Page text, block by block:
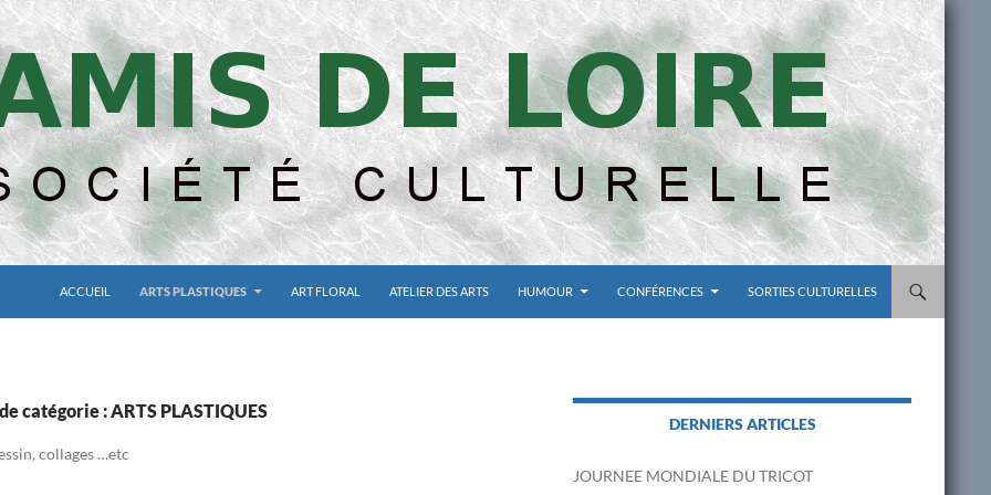
ACCUEIL ARTS PLASTIQUES ART FLORAL ATELIER DES ARTS HUMOUR CONFÉRENCES SORTIES CULTURELLES
catégorie : ARTS PLASTIQUES
collages …etc
DERNIERS ARTICLES
JOURNEE MONDIALE DU TRICOT